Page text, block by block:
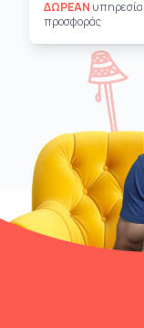
ΔΩΡΕΑΝ υπηρεσία
προσφοράς